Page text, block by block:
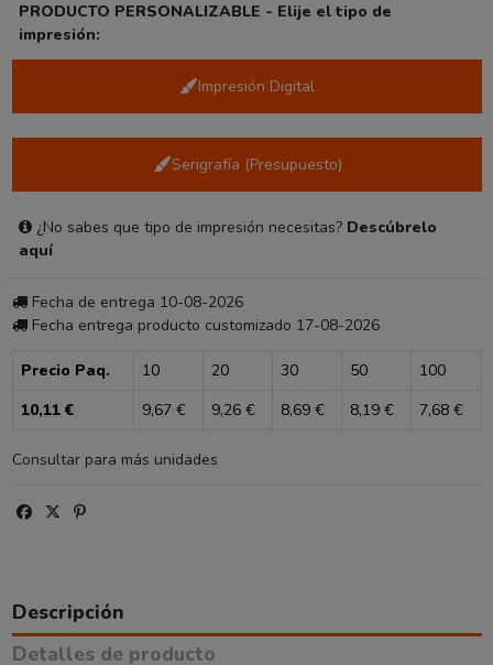
PRODUCTO PERSONALIZABLE - Elije el tipo de
impresión:
Impresión Digital
Serigrafía (Presupuesto)
¿No sabes que tipo de impresión necesitas?Descúbrelo
aquí
Fecha de entrega 10-08-2026
Fecha entrega producto customizado 17-08-2026
Precio Paq. 10 20 30 50
100
10,11 €
9,67 € 9,26 € 8,69 € 8,19 € 7,68 €
Consultar para más unidades
Descripción
Detalles de producto